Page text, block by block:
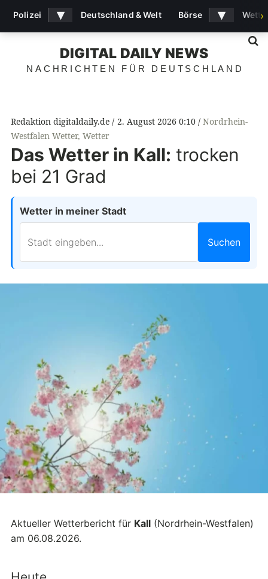
DIGITAL DAILY NEWS
NACHRICHTEN FÜR DEUTSCHLAND
Redaktion digitaldaily.de 2. August 2026 0:10
Nordrhein-
Westfalen Wetter, Wetter
Das Wetter in Kall: trocken
bei 21 Grad
Wetter in meiner Stadt
Suchen
Aktueller Wetterbericht für Kall (Nordrhein-Westfalen)
am 06.08.2026.
Polizei ▾ Deutschland & Welt Börse ▾ ›